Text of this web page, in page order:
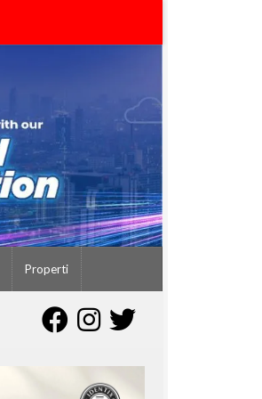
Properti